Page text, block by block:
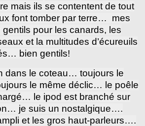
mais ils se contentent de tout
font tomber par terre… mes
pour les canards, les
et la multitudes d’écureuils
bien gentils!
dans le coteau… toujours le
le même déclic… le poêle
le ipod est branché sur
je suis un nostalgique….
et les gros haut-parleurs….